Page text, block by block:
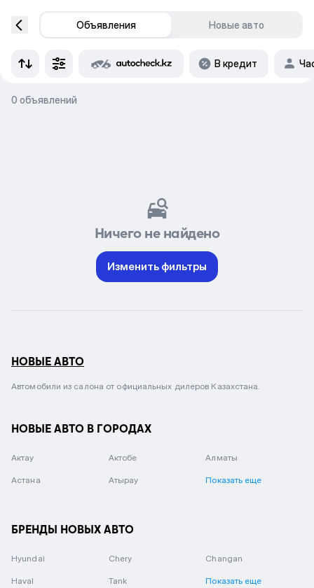
Объявления Новые авто
В кредит
0 объявлений
Ничего не найдено
Изменить фильтры
НОВЫЕ АВТО
Автомобили из салона от официальных дилеров Казахстана.
НОВЫЕ АВТО В ГОРОДАХ
Актау Актобе Алматы
Астана Атырау Показать еще
БРЕНДЫ НОВЫХ АВТО
Hyundai Chery Changan
Haval Tank Показать еще